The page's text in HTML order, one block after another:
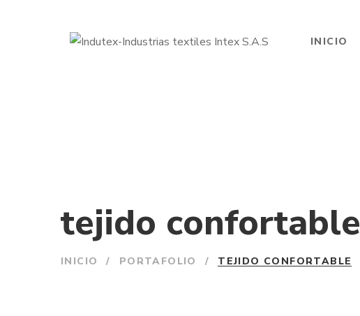
INICIO
tejido confortable
INICIO / PORTAFOLIO / TEJIDO CONFORTABLE